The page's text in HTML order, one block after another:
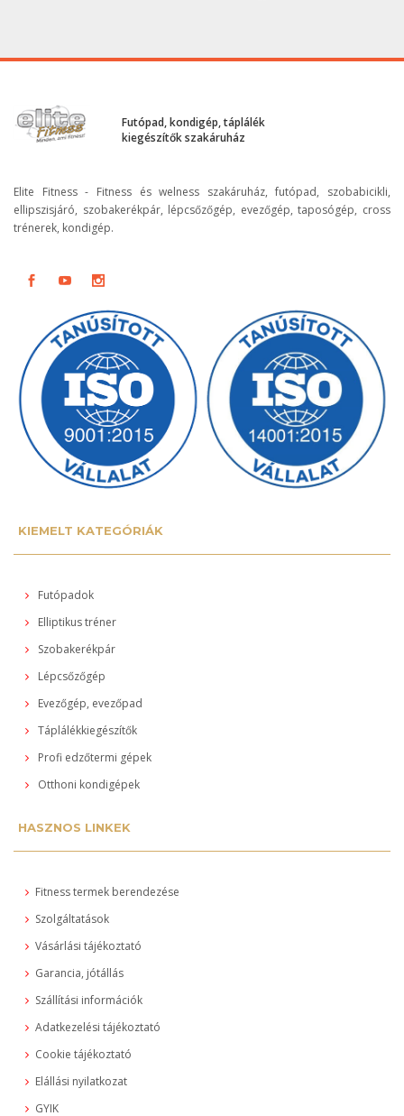
Futópad, kondigép, táplálék
kiegészítők szakáruház
Elite Fitness - Fitness és welness szakáruház, futópad, szobabicikli,
ellipszisjáró, szobakerékpár, lépcsőzőgép, evezőgép, taposógép, cross
trénerek, kondigép.
KIEMELT KATEGÓRIÁK
Futópadok
Elliptikus tréner
Szobakerékpár
Lépcsőzőgép
Evezőgép, evezőpad
Táplálékkiegészítők
Profi edzőtermi gépek
Otthoni kondigépek
HASZNOS LINKEK
Fitness termek berendezése
Szolgáltatások
Vásárlási tájékoztató
Garancia, jótállás
Szállítási információk
Adatkezelési tájékoztató
Cookie tájékoztató
Elállási nyilatkozat
GYIK